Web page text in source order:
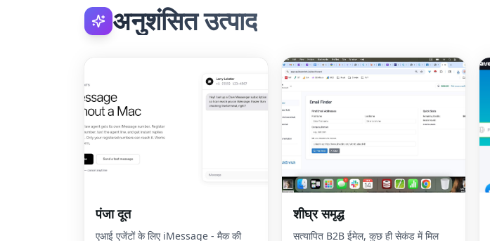
अनुशंसित उत्पाद
पंजा दूत
एआई एजेंटों के लिए iMessage - मैक की
शीघ्र समृद्ध
सत्यापित B2B ईमेल, कुछ ही सेकंड में मिल